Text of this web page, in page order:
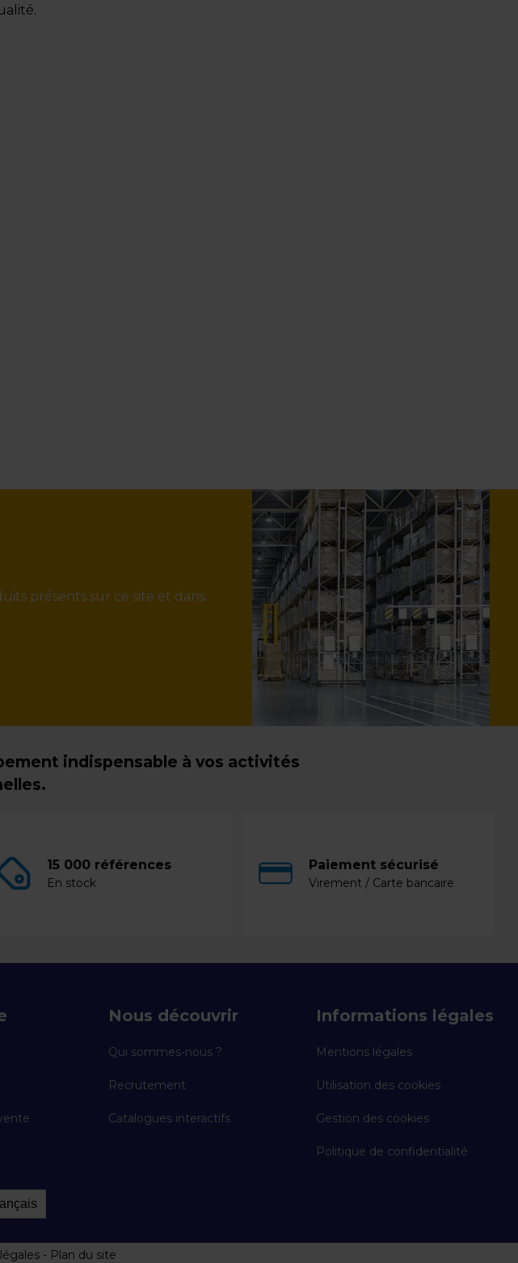
présents sur ce site et dans
indispensable à vos activités
15 000 références
En stock
Paiement sécurisé
Virement / Carte bancaire
Nous découvrir
Qui sommes-nous ?
Recrutement
Catalogues interactifs
Informations légales
Mentions légales
Utilisation des cookies
Gestion des cookies
Politique de confidentialité
- Plan du site